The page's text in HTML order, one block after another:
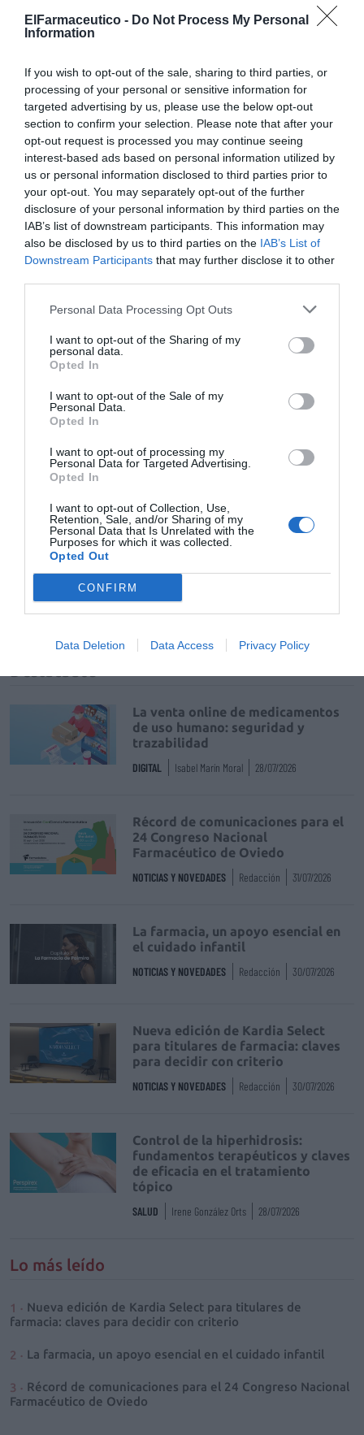
ElFarmaceutico - Do Not Process My Personal
Information
If you wish to opt-out of the sale, sharing to third parties, or
processing of your personal or sensitive information for
targeted advertising by us, please use the below opt-out
section to confirm your selection. Please note that after your
opt-out request is processed you may continue seeing
interest-based ads based on personal information utilized by
us or personal information disclosed to third parties prior to
your opt-out. You may separately opt-out of the further
disclosure of your personal information by third parties on the
IAB’s list of downstream participants. This information may
also be disclosed by us to third parties on the IAB’s List of
Downstream Participants that may further disclose it to other
Personal Data Processing Opt Outs
I want to opt-out of the Sharing of my
personal data.
Opted In
I want to opt-out of the Sale of my
Personal Data.
Opted In
I want to opt-out of processing my
Personal Data for Targeted Advertising.
Opted In
I want to opt-out of Collection, Use,
Retention, Sale, and/or Sharing of my
Personal Data that Is Unrelated with the
Purposes for which it was collected.
Opted Out
CONFIRM
Data Deletion Data Access Privacy Policy
preparadores/as de pedidos, operarios/as de logística, y
mozo de carga y descarga de almacén, entre otros.
La AE atenderá de forma personalizada y especializada
aquellas ofertas de puestos de trabajo presentadas para
la cobertura de necesidades de contratación de
trabajadores. Para ello, realizará estudios de casación en
sus bases de datos entre aquellos perfiles registrados
cuyas competencias y habilidades se ajusten a los
perfiles del empleo ofertados, y preseleccionará a los
candidatos idóneos para cada oferta de puesto de
trabajo.
Cofares también colaborará en el desarrollo de cursos
de formación en materia de distribución farmacéutica
dirigidos a la obtención de certificados de
realización de prácticas no laborales en sus
instalaciones vinculados a dicha formación.
Añadir El Farmacéutico
como fuente preferida
de Google de forma gratuita
ACTIVAR AHORA
Agencia para el Empleo de Madrid
La venta online de medicamentos
de uso humano: seguridad y
trazabilidad
DIGITAL Isabel Marín Moral 28/07/2026
Récord de comunicaciones para el
24 Congreso Nacional
Farmacéutico de Oviedo
NOTICIAS Y NOVEDADES Redacción 31/07/2026
La farmacia, un apoyo esencial en
el cuidado infantil
NOTICIAS Y NOVEDADES Redacción 30/07/2026
Nueva edición de Kardia Select
para titulares de farmacia: claves
para decidir con criterio
NOTICIAS Y NOVEDADES Redacción 30/07/2026
Control de la hiperhidrosis:
fundamentos terapéuticos y claves
de eficacia en el tratamiento
tópico
SALUD Irene González Orts 28/07/2026
Lo más leído
Nueva edición de Kardia Select para titulares de
farmacia: claves para decidir con criterio
La farmacia, un apoyo esencial en el cuidado infantil
Récord de comunicaciones para el 24 Congreso Nacional
Farmacéutico de Oviedo